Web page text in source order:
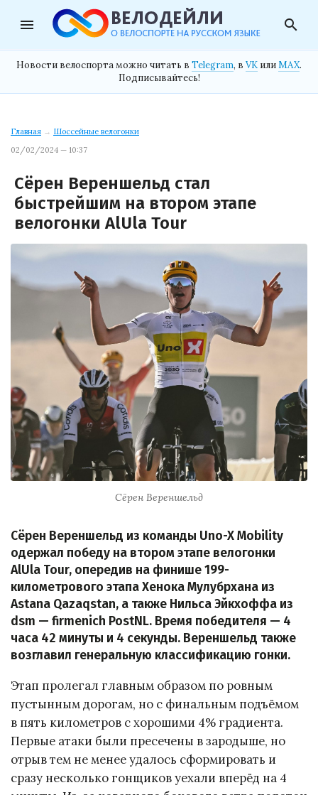
menu search
Новости велоспорта можно читать в Telegram, в VK илиMAX.
Подписывайтесь!
Главная → Шоссейные велогонки
02/02/2024 — 10:37
Сёрен Вереншельд стал
быстрейшим на втором этапе
велогонки AlUla Tour
Сёрен Вереншельд
Сёрен Вереншельд из команды Uno-X Mobility
одержал победу на втором этапе велогонки
AlUla Tour, опередив на финише 199-
километрового этапа Хенока Мулубрхана из
Astana Qazaqstan, а также Нильса Эйкхоффа из
dsm — firmenich PostNL. Время победителя — 4
часа 42 минуты и 4 секунды. Вереншельд также
возглавил генеральную классификацию гонки.
Этап пролегал главным образом по ровным
пустынным дорогам, но с финальным подъёмом
в пять километров с хорошими 4% градиента.
Первые атаки были пресечены в зародыше, но
отрыв тем не менее удалось сформировать и
сразу несколько гонщиков уехали вперёд на 4